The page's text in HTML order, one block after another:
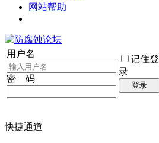
网站帮助
用户名
密 码
记住登
录
登录
快捷通道